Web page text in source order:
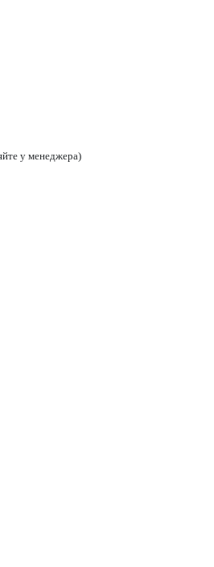
у менеджера)